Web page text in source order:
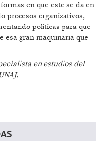
en que este se da en
procesos organizativos,
políticas para que
esa gran maquinaria que
en estudios del